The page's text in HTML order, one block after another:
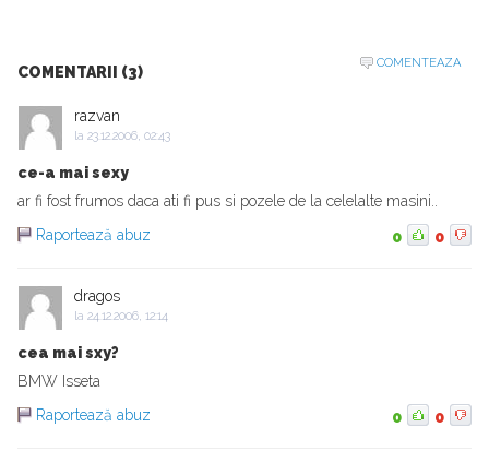
COMENTARII (3)
COMENTEAZA
razvan
la 23.12.2006, 02:43
ce-a mai sexy
ar fi fost frumos daca ati fi pus si pozele de la celelalte masini..
Raportează abuz
0 0
dragos
la 24.12.2006, 12:14
cea mai sxy?
BMW Isseta
Raportează abuz
0 0